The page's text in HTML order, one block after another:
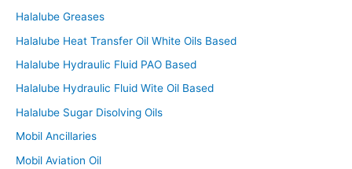
Halalube Greases
Halalube Heat Transfer Oil White Oils Based
Halalube Hydraulic Fluid PAO Based
Halalube Hydraulic Fluid Wite Oil Based
Halalube Sugar Disolving Oils
Mobil Ancillaries
Mobil Aviation Oil